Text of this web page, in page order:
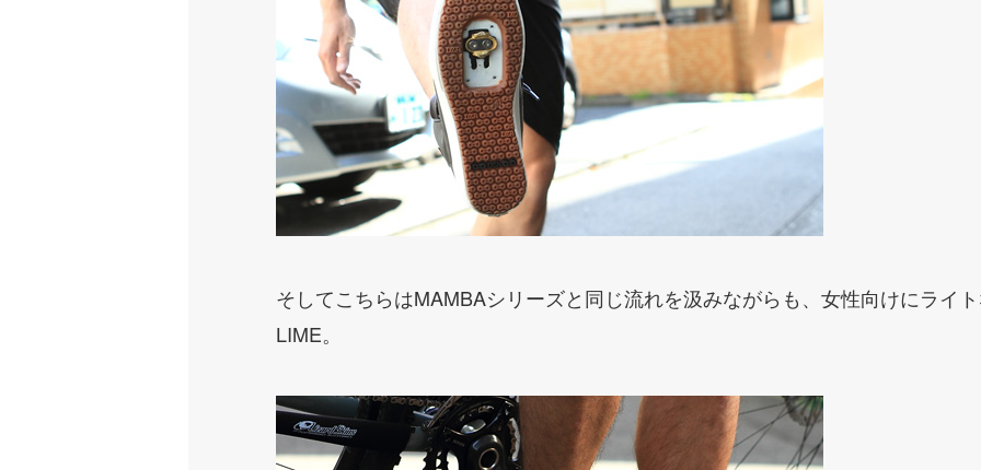
そしてこちらはMAMBAシリーズと同じ流れを汲みながらも、女性向けにライ
LIME。